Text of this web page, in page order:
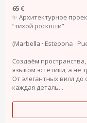
65 €
✨ Архитектурное
“тихой роскоши”
(Marbella · Estepona ·
Создаём
языком эстетики, а не
От элегантных вилл
каждая деталь...